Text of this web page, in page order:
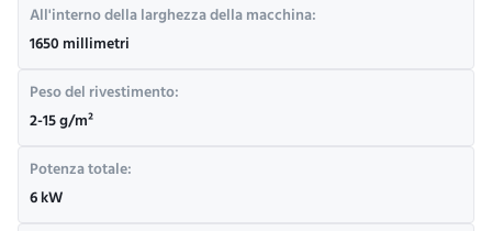
All'interno della larghezza della macchina:
1650 millimetri
Peso del rivestimento:
2-15 g/m²
Potenza totale:
6 kW